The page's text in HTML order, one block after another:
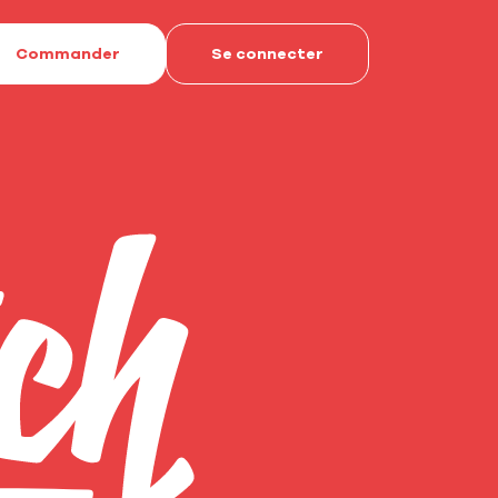
Commander Se connecter